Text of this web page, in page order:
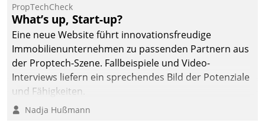
Quartier. Dazwischen
zeigte Datatrain, was es
Neues zu bieten hat.
PropTechCheck
What’s up, Start-up?
Eine neue Website führt innovationsfreudige
Immobilienunternehmen zu passenden Partnern aus
der Proptech-Szene. Fallbeispiele und Video-
Interviews liefern ein sprechendes Bild der Potenziale
und Fähigkeiten.
Nadja Hußmann